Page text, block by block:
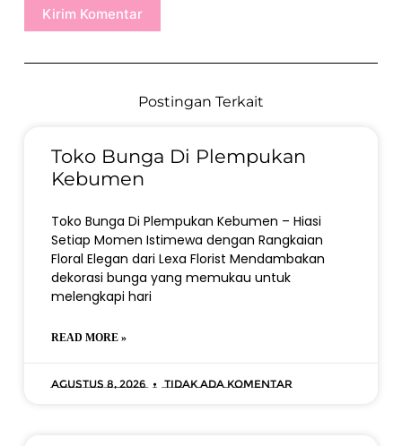
Kirim Komentar
Postingan Terkait
Toko Bunga Di Plempukan
Kebumen
Toko Bunga Di Plempukan Kebumen – Hiasi
Setiap Momen Istimewa dengan Rangkaian
Floral Elegan dari Lexa Florist Mendambakan
dekorasi bunga yang memukau untuk
melengkapi hari
READ MORE »
Agustus 8, 2026 Tidak ada komentar